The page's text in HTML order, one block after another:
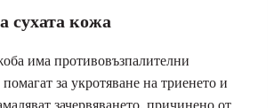
сухата кожа
има противовъзпалителни
за укротяване на триенето и
зачервяването, причинено от